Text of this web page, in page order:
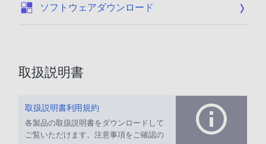
ソフトウェアダウンロード
取扱説明書
取扱説明書利用規約
各製品の取扱説明書をダウンロードして
ご覧いただけます。注意事項をご確認の